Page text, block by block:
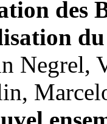
des
Negrel,